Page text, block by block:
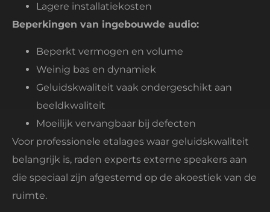
Lagere installatiekosten
Beperkingen van ingebouwde audio:
Beperkt vermogen en volume
Weinig bas en dynamiek
Geluidskwaliteit vaak ondergeschikt aan
beeldkwaliteit
Moeilijk vervangbaar bij defecten
Voor professionele etalages waar geluidskwaliteit
belangrijk is, raden experts externe speakers aan
die speciaal zijn afgestemd op de akoestiek van de
ruimte.